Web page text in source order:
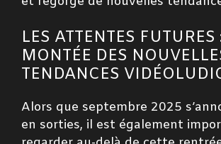
LES ATTENTES FUTURES
MONTÉE DES
TENDANCES
Alors que septembre 2025
en sorties, il est également